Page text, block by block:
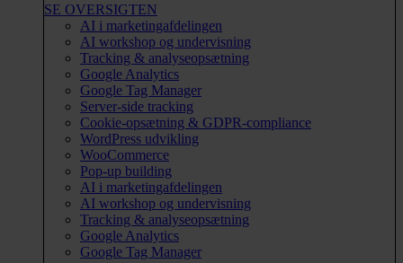
SE OVERSIGTEN
AI i marketingafdelingen
AI workshop og undervisning
Tracking & analyseopsætning
Google Analytics
Google Tag Manager
Server-side tracking
Cookie-opsætning & GDPR-compliance
WordPress udvikling
WooCommerce
Pop-up building
AI i marketingafdelingen
AI workshop og undervisning
Tracking & analyseopsætning
Google Analytics
Google Tag Manager